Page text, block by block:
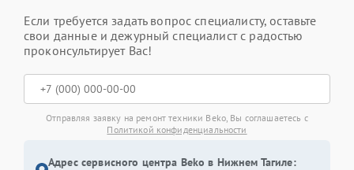
Если требуется задать вопрос специалисту, оставьте
свои данные и дежурный специалист с радостью
проконсультирует Вас!
Отправляя заявку на ремонт техники Beko, Вы соглашаетесь с
Политикой конфиденциальности
Адрес сервисного центра Beko в Нижнем Тагиле: